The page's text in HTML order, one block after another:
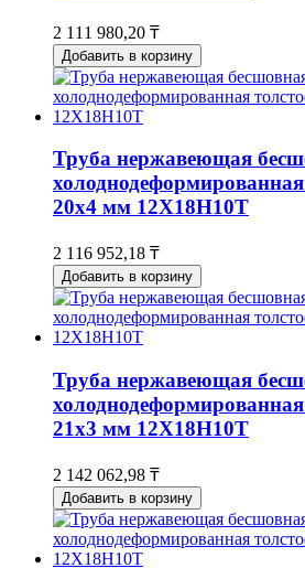
2 111 980,20 ₸
Добавить в корзину
Труба нержавеющая
холоднодеформированная
20х4 мм 12Х18Н10Т
2 116 952,18 ₸
Добавить в корзину
Труба нержавеющая
холоднодеформированная
21х3 мм 12Х18Н10Т
2 142 062,98 ₸
Добавить в корзину